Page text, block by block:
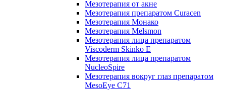
Мезотерапия от акне
Мезотерапия препаратом Curacen
Мезотерапия Монако
Мезотерапия Melsmon
Мезотерапия лица препаратом
Viscoderm Skinko E
Мезотерапия лица препаратом
NucleoSpire
Мезотерапия вокруг глаз препаратом
MesoEye С71